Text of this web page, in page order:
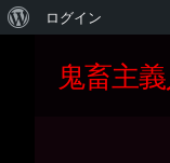
WordPress
ログイン
鬼畜主